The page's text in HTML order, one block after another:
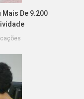
De 9.200